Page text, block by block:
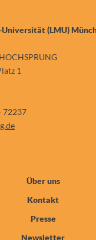
(LMU)
1
72237
Über uns
Kontakt
Presse
Newsletter